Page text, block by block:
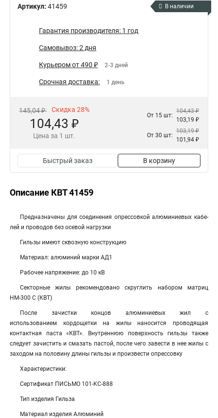
Артикул: 41459 В наличии
Гарантия производителя: 1 год
Самовывоз: 2 дня
Курьером от 490 ₽ 2-3 дней
Срочная доставка: 1 день
145,04 ₽ Скидка 28%
104,43 ₽
Цена за 1 шт.
От 15 шт:
104,43 ₽
103,19 ₽
От 30 шт:
103,19 ₽
101,94 ₽
Быстрый заказ В корзину
Описание КВТ 41459
Пред­наз­на­че­ны для со­еди­не­ния опрессовкой алюминиевых ка­бе­
лей и про­во­дов без осевой нагрузки
Гильзы имеют сквозную конструкцию
Материал: алюминий мар­ки АД1
Рабочее напряжение: до 10 кВ
Секторные жилы рекомендовано скруглить набором матриц
НМ-300 С (КВТ)
После зачистки концов алюминиевых жил с
использованием кордощетки на жилы наносится проводящая
контактная паста «КВТ». Внутреннюю поверхность гильзы также
следует зачистить и смазать пастой, после чего завести в нее жилы с
заходом на половину длины гильзы и произвести опрессовку
Характеристики:
Сертификат ПИСЬМО 101-KC-888
Тип изделия Гильза
Материал изделия Алюминий